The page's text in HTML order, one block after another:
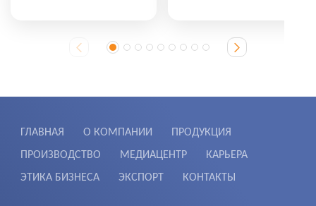
ГЛАВНАЯ О КОМПАНИИ
ПРОДУКЦИЯ
ПРОИЗВОДСТВО
МЕДИАЦЕНТР
КАРЬЕРА
ЭТИКА БИЗНЕСА
ЭКСПОРТ КОНТАКТЫ